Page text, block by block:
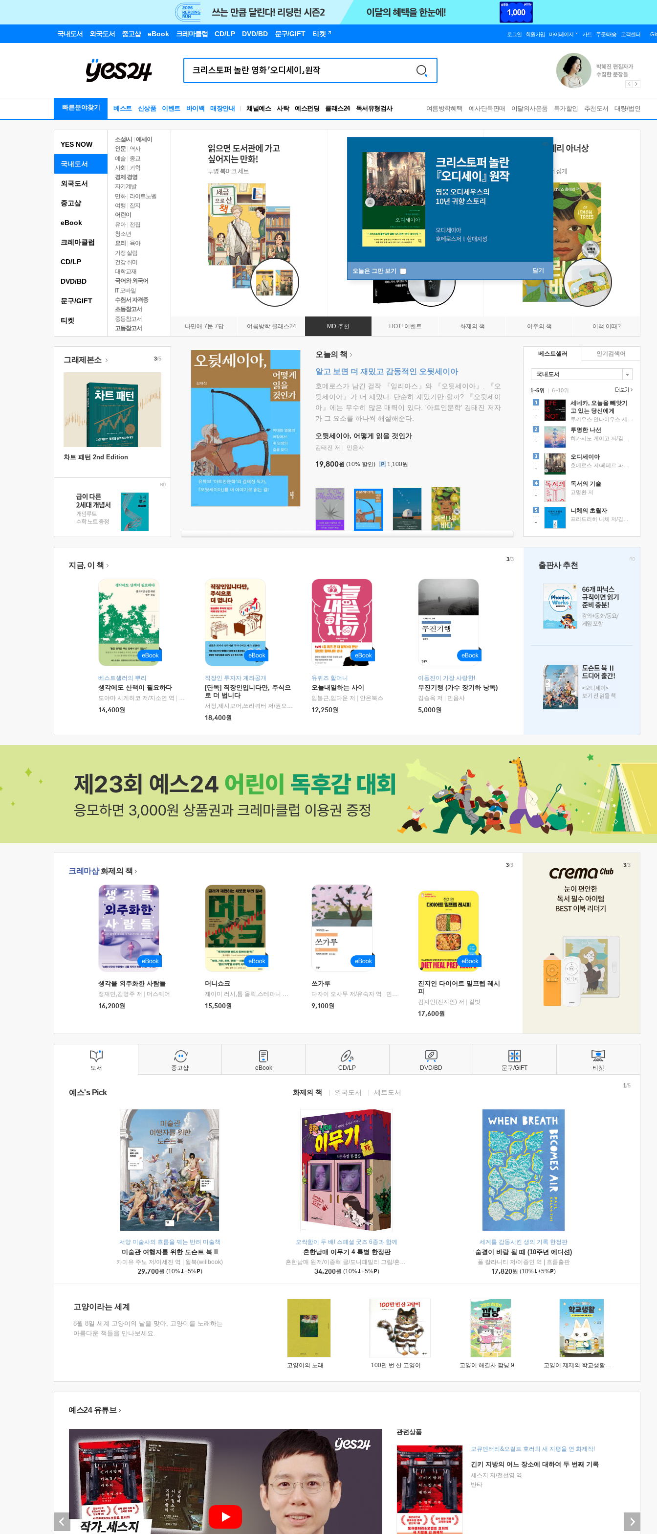
국내도서 외국도서 중고샵 eBook 크레마클럽 CD/LP DVD/BD 문구/GIFT 티켓 로그인 회원가입 마이페이지 카트 주문/배송 고객센터
빠른분야찾기 베스트 신상품 이벤트 바이백 매장안내 채널예스 사락 예스펀딩 클래스24
RBTI Lab
독서유형검사
여름방학혜택 예사단독판매 이달의사은품 특가할인 추천도서 대량/법인
오늘은 그만 보기 닫기
YES NOW
국내도서
소설/시
에세이
인문
역사
예술 | 종교
사회 | 과학
경제 경영
자기계발
만화 | 라이트노벨
여행
잡지
어린이
유아 | 전집
청소년
요리
육아
가정 살림
건강 취미
대학교재
국어와 외국어
IT 모바일
수험서 자격증
초등참고서
중등참고서
고등참고서
나민애 7문 7답 여름방학 클래스24 MD 추천 HOT! 이벤트 화제의 책 이주의 책 이책 어때?
외국도서
중고샵
eBook
크레마클럽
CD/LP
DVD/BD
문구/GIFT
티켓
그래제본소
차트 패턴 2nd Edition
3/5 오늘의 책
알고 보면 더 재밌고 감동적인 오뒷세이아
호메로스가 남긴 걸작 『일리아스』와 『오뒷세이아』. 『오
뒷세이아』가 더 재밌다. 단순히 재밌기만 할까? 『오뒷세이
아』에는 무수히 많은 매력이 있다. '아트인문학' 김태진 저자
가 그 요소를 하나씩 해설해준다.
오뒷세이아, 어떻게 읽을 것인가
김태진 저 민음사
19,800원 (10% 할인) 1,100원
베스트셀러
국내도서
1~5위 |
세네카, 오늘을 빼앗기
고 있는 당신에게
투명한 나선
오디세이아
독서의 기술
고명환 저
니체의 초월자
6~10위
인기검색어
지금, 이 책
베스트셀러의 뿌리
생각에도 산책이 필요하다
도야마 시게히코 저/지소연 역
알에이치코리아(RHK)
14,400원
직장인 투자자 계좌공개
[단독] 직장인입니다만, 주식으
로 더 법니다
서정,제시모어,쓰리쿼터 저/권오태,시그널리포트 편
18,400원
유퀴즈 할머니
오늘내일하는 사이
임봉근,임다운 저
안온북스
12,250원
이동진이 가장 사랑한!
무진기행 (가수 장기하 낭독)
김승옥 저
민음사
5,000원
3/3
출판사 추천
크레마샵화제의 책
생각을 외주화한 사람들
정재민,김영주 저
더스퀘어
16,200원
머니쇼크
제이미 러시,톰 올릭,스테파니 플랜더스 편저/임경은 역/박정호 감수 |
교보문고
15,500원
쓰가루
다자이 오사무 저/유숙자 역
민음사
9,100원
진지인 다이어트 밀프렙 레시
피
김지인(진지인) 저
길벗
17,600원
3/3 3/3
도서
예스's Pick 화제의 책 외국도서 세트도서
서양 미술사의 흐름을 꿰는 반려 미술책
미술관 여행자를 위한 도슨트 북 II
카미유 주노 저/이세진 역
윌북(willbook)
29,700원 (10% +5% )
오싹함이 두 배! 스페셜 굿즈 6종과 함께
흔한남매 이무기 4 특별 한정판
흔한남매 원저/이종혁 글/도니패밀리 그림/흔한컴퍼니 감수
미래엔아이세움
34,200원 (10% +5% )
세계를 감동시킨 생의 기록 한정판
숨결이 바람 될 때 (10주년 에디션)
폴 칼라니티 저/이종인 역
흐름출판
17,820원 (10% +5% )
1/5
고양이라는 세계
8월 8일 세계 고양이의 날을 맞아, 고양이를 노래하는
아름다운 책들을 만나보세요.
고양이의 노래 100만 번 산 고양이 고양이 해결사 깜냥 9 고양이 제제의 학교생활 1 : 초등학생이 이렇게 힘들 줄이야
중고샵 eBook CD/LP DVD/BD 문구/GIFT 티켓
예스24 유튜브
관련상품
모큐멘터리&오컬트 호러의 새 지평을 연 화제작!
긴키 지방의 어느 장소에 대하여 두 번째 기록
세스지 저/전선영 역
반타